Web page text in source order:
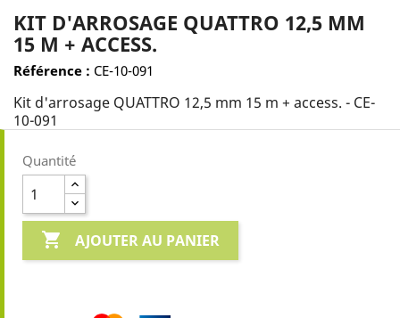
KIT D'ARROSAGE QUATTRO 12,5 MM
15 M + ACCESS.
Référence : CE-10-091
Kit d'arrosage QUATTRO 12,5 mm 15 m + access. - CE-
10-091
Quantité
 AJOUTER AU PANIER